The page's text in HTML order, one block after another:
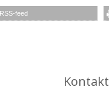
RSS-feed
Kontakt